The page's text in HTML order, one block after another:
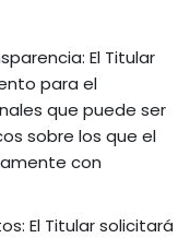
El Titular
para el
que puede ser
sobre los que el
con
El Titular solicitará